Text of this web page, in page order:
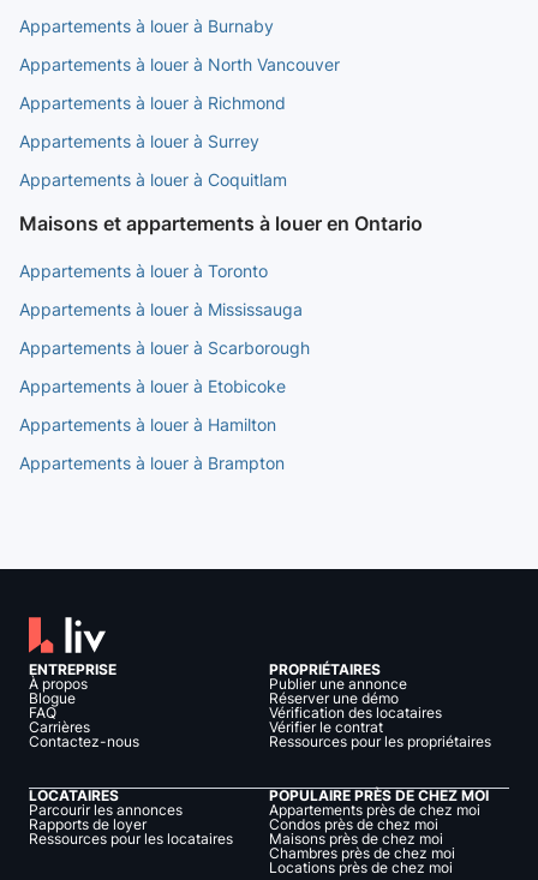
Appartements à louer à Burnaby
Appartements à louer à North Vancouver
Appartements à louer à Richmond
Appartements à louer à Surrey
Appartements à louer à Coquitlam
Maisons et appartements à louer en Ontario
Appartements à louer à Toronto
Appartements à louer à Mississauga
Appartements à louer à Scarborough
Appartements à louer à Etobicoke
Appartements à louer à Hamilton
Appartements à louer à Brampton
ENTREPRISE
À propos
Blogue
FAQ
Carrières
Contactez-nous
PROPRIÉTAIRES
Publier une annonce
Réserver une démo
Vérification des locataires
Vérifier le contrat
Ressources pour les propriétaires
LOCATAIRES
Parcourir les annonces
Rapports de loyer
Ressources pour les locataires
POPULAIRE PRÈS DE CHEZ MOI
Appartements près de chez moi
Condos près de chez moi
Maisons près de chez moi
Chambres près de chez moi
Locations près de chez moi